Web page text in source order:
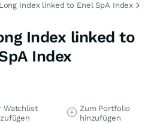
Index linked to Enel SpA Index
Index linked to
Index
Watchlist
Zum Portfolio
hinzufügen